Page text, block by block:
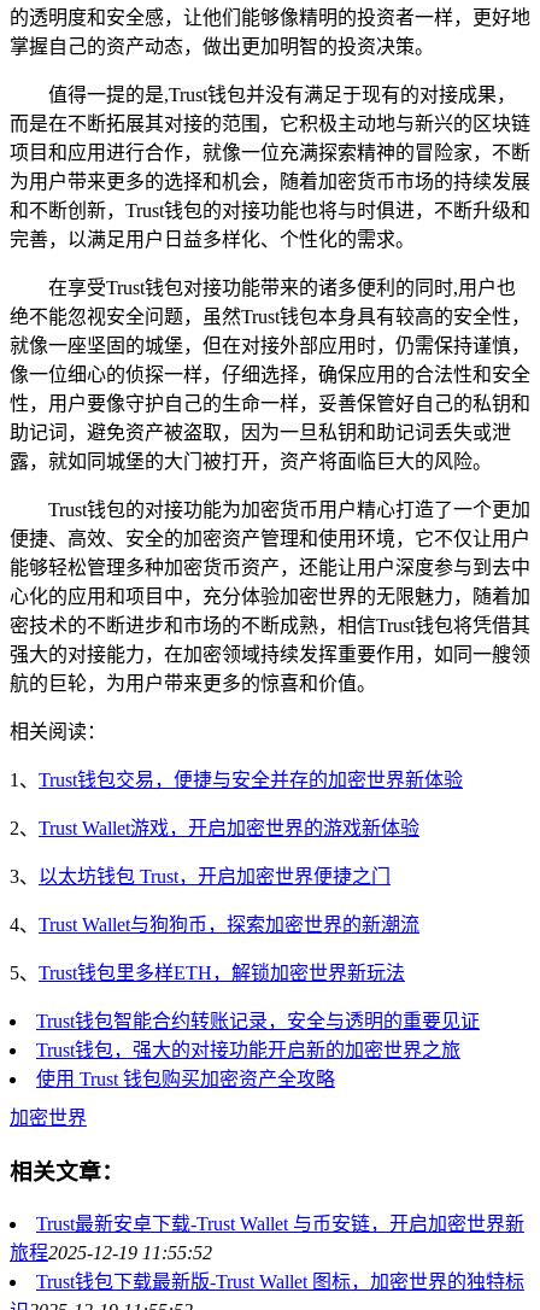
的透明度和安全感，让他们能够像精明的投资者一样，更好地
掌握自己的资产动态，做出更加明智的投资决策。
值得一提的是,Trust钱包并没有满足于现有的对接成果，
而是在不断拓展其对接的范围，它积极主动地与新兴的区块链
项目和应用进行合作，就像一位充满探索精神的冒险家，不断
为用户带来更多的选择和机会，随着加密货币市场的持续发展
和不断创新，Trust钱包的对接功能也将与时俱进，不断升级和
完善，以满足用户日益多样化、个性化的需求。
在享受Trust钱包对接功能带来的诸多便利的同时,用户也
绝不能忽视安全问题，虽然Trust钱包本身具有较高的安全性，
就像一座坚固的城堡，但在对接外部应用时，仍需保持谨慎，
像一位细心的侦探一样，仔细选择，确保应用的合法性和安全
性，用户要像守护自己的生命一样，妥善保管好自己的私钥和
助记词，避免资产被盗取，因为一旦私钥和助记词丢失或泄
露，就如同城堡的大门被打开，资产将面临巨大的风险。
Trust钱包的对接功能为加密货币用户精心打造了一个更加
便捷、高效、安全的加密资产管理和使用环境，它不仅让用户
能够轻松管理多种加密货币资产，还能让用户深度参与到去中
心化的应用和项目中，充分体验加密世界的无限魅力，随着加
密技术的不断进步和市场的不断成熟，相信Trust钱包将凭借其
强大的对接能力，在加密领域持续发挥重要作用，如同一艘领
航的巨轮，为用户带来更多的惊喜和价值。
相关阅读：
1、 Trust钱包交易，便捷与安全并存的加密世界新体验
2、 Trust Wallet游戏，开启加密世界的游戏新体验
3、 以太坊钱包 Trust，开启加密世界便捷之门
4、 Trust Wallet与狗狗币，探索加密世界的新潮流
5、 Trust钱包里多样ETH，解锁加密世界新玩法
Trust钱包智能合约转账记录，安全与透明的重要见证
Trust钱包，强大的对接功能开启新的加密世界之旅
使用 Trust 钱包购买加密资产全攻略
加密世界
相关文章：
Trust最新安卓下载-Trust Wallet 与币安链，开启加密世界新
旅程2025-12-19 11:55:52
Trust钱包下载最新版-Trust Wallet 图标，加密世界的独特标